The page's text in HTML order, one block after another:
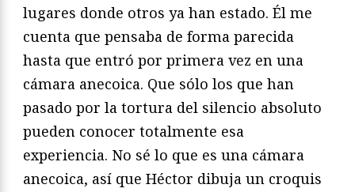
lugares donde otros ya han estado. Él me
cuenta que pensaba de forma parecida
hasta que entró por primera vez en una
cámara anecoica. Que sólo los que han
pasado por la tortura del silencio absoluto
pueden conocer totalmente esa
experiencia. No sé lo que es una cámara
anecoica, así que Héctor dibuja un croquis